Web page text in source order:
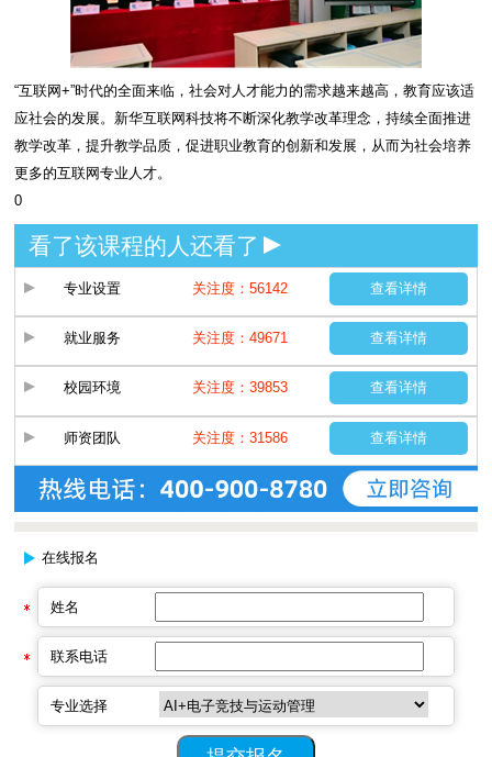
“互联网+”时代的全面来临，社会对人才能力的需求越来越高，教育应该适
应社会的发展。新华互联网科技将不断深化教学改革理念，持续全面推进
教学改革，提升教学品质，促进职业教育的创新和发展，从而为社会培养
更多的互联网专业人才。
0
看了该课程的人还看了
专业设置 关注度：56142 查看详情
就业服务 关注度：49671 查看详情
校园环境 关注度：39853 查看详情
师资团队 关注度：31586 查看详情
在线报名
姓名
联系电话
专业选择